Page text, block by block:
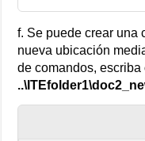
f. Se puede crear
nueva ubicación
de comandos, escriba